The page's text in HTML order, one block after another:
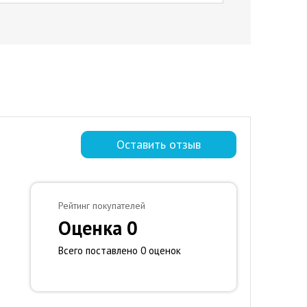
Оставить отзыв
Рейтинг покупателей
Оценка 0
Всего поставлено 0 оценок